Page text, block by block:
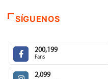
SÍGUENOS
200,199
Fans
2,099